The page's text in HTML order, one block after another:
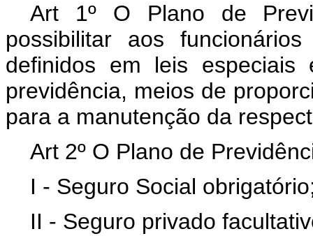
Art 1º O Plano de
possibilitar aos
definidos em leis
previdência, meios de
para a manutenção da
Art 2º O Plano de
I - Seguro Social
II - Seguro privado